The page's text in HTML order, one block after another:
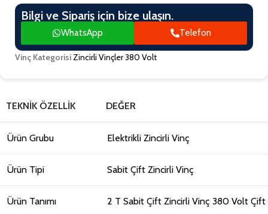
Bilgi ve Sipariş için bize ulaşın.
WhatsApp Telefon
Vinç Kategorisi Zincirli Vinçler 380 Volt
TEKNIK ÖZELLIK DEĞER
Ürün Grubu Elektrikli Zincirli Vinç
Ürün Tipi Sabit Çift Zincirli Vinç
Ürün Tanımı 2 T Sabit Çift Zincirli Vinç 380 Volt Çift